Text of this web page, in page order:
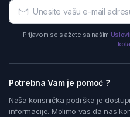
Prijavom se slažete sa našim
Potrebna Vam je pomoć ?
Naša korisnička podrška je
informacije. Molimo vas da nas